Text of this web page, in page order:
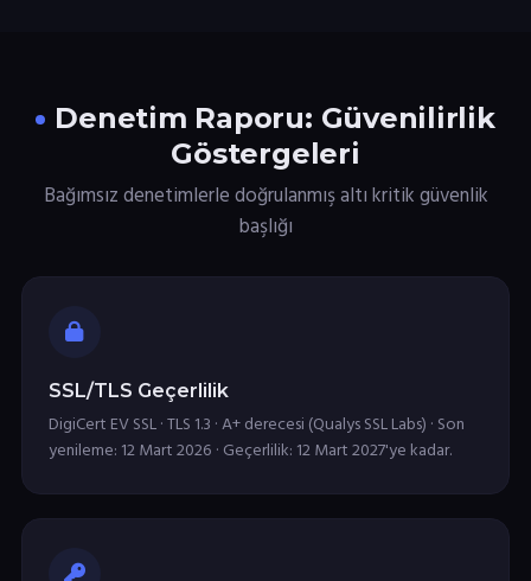
Denetim Raporu: Güvenilirlik
Göstergeleri
Bağımsız denetimlerle doğrulanmış altı kritik güvenlik
başlığı
SSL/TLS Geçerlilik
DigiCert EV SSL · TLS 1.3 · A+ derecesi (Qualys SSL Labs) · Son
yenileme: 12 Mart 2026 · Geçerlilik: 12 Mart 2027'ye kadar.